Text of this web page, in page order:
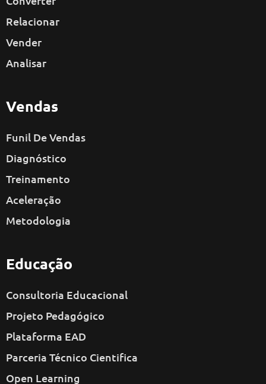
Relacionar
Vender
Analisar
Vendas
Funil De Vendas
Diagnóstico
Treinamento
Aceleração
Metodologia
Educação
Consultoria Educacional
Projeto Pedagógico
Plataforma EAD
Parceria Técnico Cientifica
Open Learning